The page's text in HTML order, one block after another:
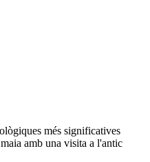
més significatives
amb una visita a l'antic